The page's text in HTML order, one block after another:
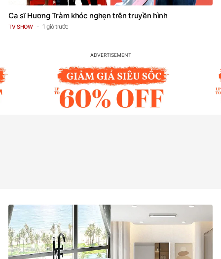
Ca sĩ Hương Tràm khóc nghẹn trên truyền hình
TV SHOW 1 giờ trước